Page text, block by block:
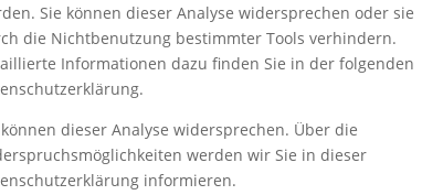
Sie können dieser Analyse widersprechen oder sie
die Nichtbenutzung bestimmter Tools verhindern.
Informationen dazu finden Sie in der folgenden
können dieser Analyse widersprechen. Über die
werden wir Sie in dieser
informieren.